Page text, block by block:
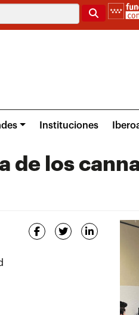
Buscar
Instituciones
de los